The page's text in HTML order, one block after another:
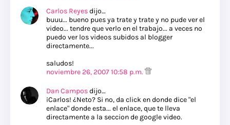
Carlos Reyesdijo…
buuu... bueno pues ya trate y trate y no pude ver el
video... tendre que verlo en el trabajo... a veces no
puedo ver los videos subidos al blogger
directamente...
saludos!
noviembre 26, 2007 10:58 p.m.
Dan Camposdijo…
¡Carlos! ¿Neto? Si no, da click en donde dice "el
enlace" donde esta... el enlace, que te lleva
directamente a la seccion de google video.